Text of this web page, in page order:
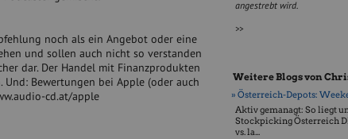
noch als ein Angebot oder eine
und sollen auch nicht so verstanden
dar. Der Handel mit Finanzprodukten
Bewertungen bei Apple (oder auch
cd.at/apple
angestrebt wird.
>>
Weitere Blogs von
» Österreich-Depots:
Aktiv gemanagt: So liegt
Stockpicking Öster­reich
vs. la...